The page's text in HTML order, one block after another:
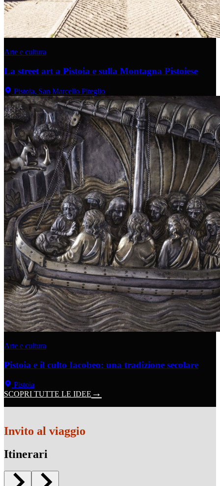
Arte e cultura
La street art a Pistoia e sulla Montagna Pistoiese
Pistoia, San Marcello Piteglio
Arte e cultura
Pistoia e il culto Iacobeo: una tradizione secolare
Pistoia
SCOPRI TUTTE LE IDEE
Invito al viaggio
Itinerari